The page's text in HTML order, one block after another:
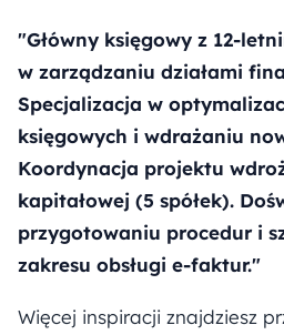
"Główny księgowy z 12-
w zarządzaniu działami
Specjalizacja w
księgowych i wdrażaniu
Koordynacja projektu
kapitałowej (5 spółek).
przygotowaniu procedur i
zakresu obsługi e-faktur."
Więcej inspiracji znajdziesz